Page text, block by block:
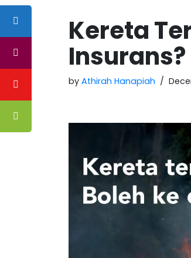
Kereta
Insurans?
by Athirah Hanapiah